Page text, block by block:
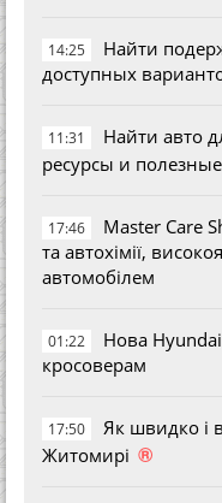
14:25
Найти
доступных
11:31
Найти авто
ресурсы и
17:46
Master Care
та автохімії,
автомобілем
01:22
Нова
кросоверам
17:50
Як швидко і
Житомирі ®